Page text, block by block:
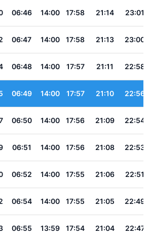
06:46 14:00 17:58 21:14 23:01
06:47 14:00 17:58 21:13 23:00
06:48 14:00 17:57 21:11 22:58
06:49 14:00 17:57 21:10 22:56
06:50 14:00 17:56 21:09 22:54
06:51 14:00 17:56 21:08 22:53
06:52 14:00 17:55 21:06 22:51
06:54 14:00 17:55 21:05 22:49
06:55 13:59 17:54 21:04 22:47